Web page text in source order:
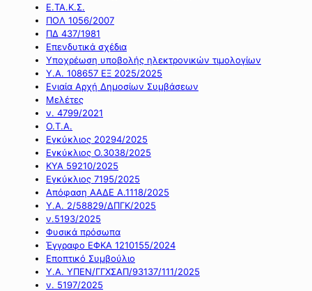
Ε.ΤΑ.Κ.Σ.
ΠΟΛ 1056/2007
ΠΔ 437/1981
Επενδυτικά σχέδια
Υποχρέωση υποβολής ηλεκτρονικών τιμολογίων
Υ.Α. 108657 ΕΞ 2025/2025
Ενιαία Αρχή Δημοσίων Συμβάσεων
Μελέτες
ν. 4799/2021
Ο.Τ.Α.
Εγκύκλιος 20294/2025
Εγκύκλιος Ο.3038/2025
ΚΥΑ 59210/2025
Εγκύκλιος 7195/2025
Απόφαση ΑΑΔΕ Α.1118/2025
Υ.Α. 2/58829/ΔΠΓΚ/2025
ν.5193/2025
Φυσικά πρόσωπα
Έγγραφο ΕΦΚΑ 1210155/2024
Εποπτικό Συμβούλιο
Υ.Α. ΥΠΕΝ/ΓΓΧΣΑΠ/93137/111/2025
ν. 5197/2025